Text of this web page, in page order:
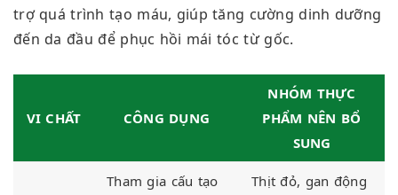
trợ quá trình tạo máu, giúp tăng cường dinh dưỡng
đến da đầu để phục hồi mái tóc từ gốc.
VI CHẤT CÔNG DỤNG
NHÓM THỰC
PHẨM NÊN BỔ
SUNG
Tham gia cấu tạo
Thịt đỏ, gan động